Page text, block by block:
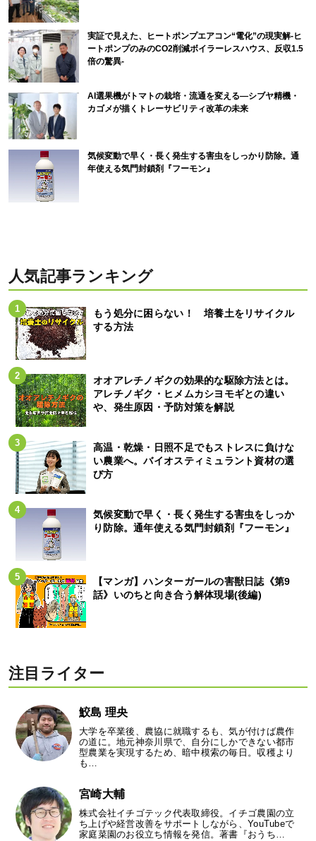
実証で見えた、ヒートポンプエアコン“電化”の現実解-ヒ
ートポンプのみのCO2削減ボイラーレスハウス、反収1.5
倍の驚異-
AI選果機がトマトの栽培・流通を変える―シブヤ精機・
カゴメが描くトレーサビリティ改革の未来
気候変動で早く・長く発生する害虫をしっかり防除。通
年使える気門封鎖剤『フーモン』
人気記事ランキング
もう処分に困らない！ 培養土をリサイクル
する方法
オオアレチノギクの効果的な駆除方法とは。
アレチノギク・ヒメムカシヨモギとの違い
や、発生原因・予防対策を解説
高温・乾燥・日照不足でもストレスに負けな
い農業へ。バイオスティミュラント資材の選
び方
気候変動で早く・長く発生する害虫をしっか
り防除。通年使える気門封鎖剤『フーモン』
【マンガ】ハンターガールの害獣日誌《第9
話》いのちと向き合う解体現場(後編)
注目ライター
鮫島 理央
大学を卒業後、農協に就職するも、気が付けば農作
の道に。地元神奈川県で、自分にしかできない都市
型農業を実現するため、暗中模索の毎日。収穫より
も…
宮崎大輔
株式会社イチゴテック代表取締役。イチゴ農園の立
ち上げや経営改善をサポートしながら、YouTubeで
家庭菜園のお役立ち情報を発信。著書『おうち…